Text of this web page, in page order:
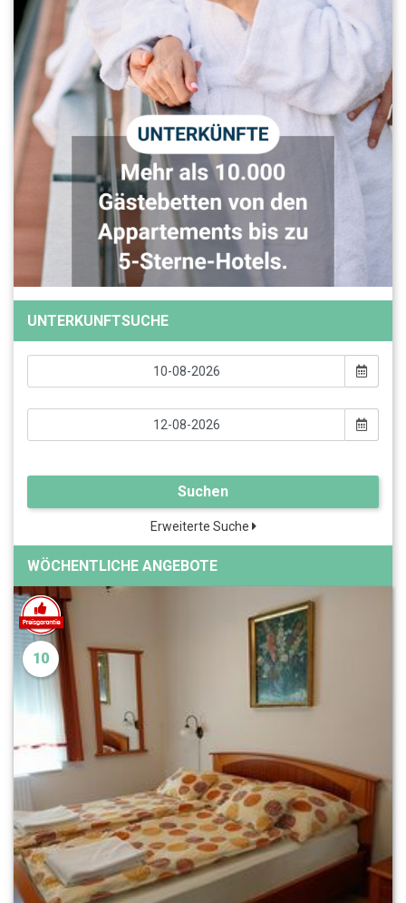
UNTERKUNFTSUCHE
Suchen
Erweiterte Suche
WÖCHENTLICHE ANGEBOTE
10